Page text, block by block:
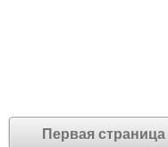
Первая страница